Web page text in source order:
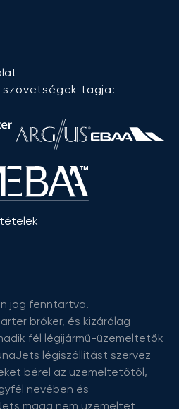
tagja:
jog fenntartva.
bróker, és kizárólag
fél légijármű-üzemeltetők
légiszállítást szervez
bérel az üzemeltetőtől,
nevében és
maga nem üzemeltet